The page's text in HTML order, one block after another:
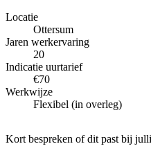
Locatie
Ottersum
Jaren werkervaring
20
Indicatie uurtarief
€70
Werkwijze
Flexibel (in overleg)
Kort bespreken of dit past bij